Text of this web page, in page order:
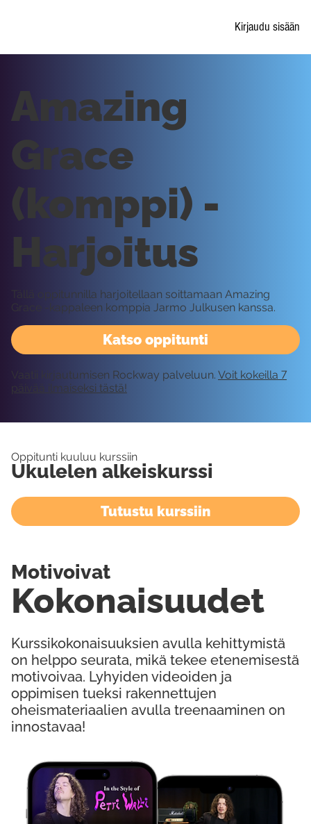
Kirjaudu sisään
Katso oppitunti
Amazing
Grace
(komppi) -
Harjoitus
Tällä oppitunnilla harjoitellaan soittamaan Amazing
Grace -kappaleen komppia Jarmo Julkusen kanssa.
Vaatii kirjautumisen Rockway palveluun. Voit kokeilla 7
päivää ilmaiseksi tästä!
Oppitunti kuuluu kurssiin
Ukulelen alkeiskurssi
Tutustu kurssiin
Kurssikokonaisuuksien avulla kehittymistä
on helppo seurata, mikä tekee etenemisestä
motivoivaa. Lyhyiden videoiden ja
oppimisen tueksi rakennettujen
oheismateriaalien avulla treenaaminen on
innostavaa!
Kokonaisuudet
Motivoivat